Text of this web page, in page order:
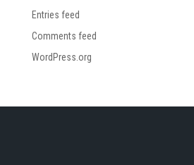
Entries feed
Comments feed
WordPress.org